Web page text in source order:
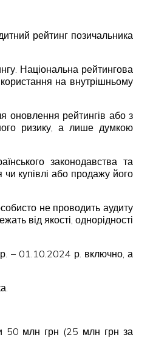
рейтинг позичальника
Національна рейтингова
на внутрішньому
оновлення рейтингів або з
ризику, а лише думкою
законодавства та
купівлі або продажу його
не проводить аудиту
від якості, однорідності
– 01.10.2024 р. включно, а
50 млн грн (25 млн грн за